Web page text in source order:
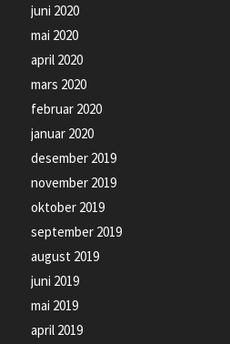
juni 2020
mai 2020
april 2020
mars 2020
februar 2020
januar 2020
desember 2019
november 2019
oktober 2019
september 2019
august 2019
juni 2019
mai 2019
april 2019